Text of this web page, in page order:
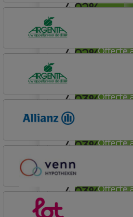
4,02%
Offerte
annuiteit
4,02%
Offerte
Attens Hypotheken
annuiteit
4,03%
Offerte
Argenta
Hypotheek
annuiteit
4,03%
Offerte
Hypotheek
annuiteit
4,03%
Allianz
annuiteit
Venn Hypotheken